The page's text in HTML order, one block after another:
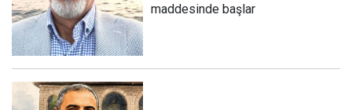
maddesinde başlar